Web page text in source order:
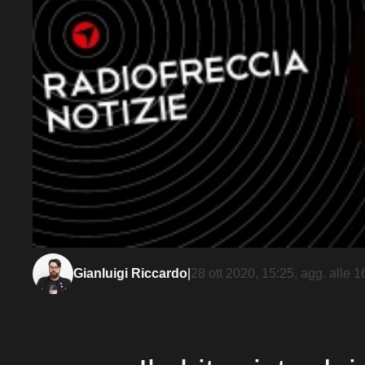
Gianluigi Riccardo 28 ott 2020, 15:25, agg. alle